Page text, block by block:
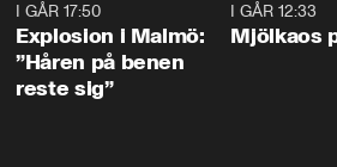
I GÅR 17:50
Explosion i Malmö:
”Håren på benen
reste sig”
I GÅR 12:33
Mjölkaos